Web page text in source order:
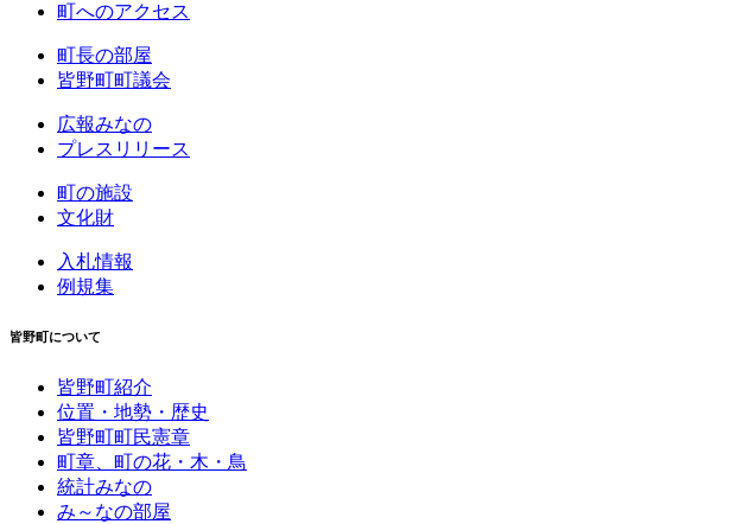
町へのアクセス
町長の部屋
皆野町町議会
広報みなの
プレスリリース
町の施設
文化財
入札情報
例規集
皆野町について
皆野町紹介
位置・地勢・歴史
皆野町町民憲章
町章、町の花・木・鳥
統計みなの
み～なの部屋